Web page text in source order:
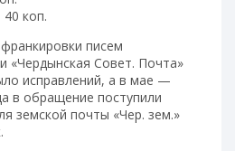
коп.
писем
«Чердынская Совет. Почта»
исправлений, а в мае —
в обращение поступили
земской почты «Чер. зем.»